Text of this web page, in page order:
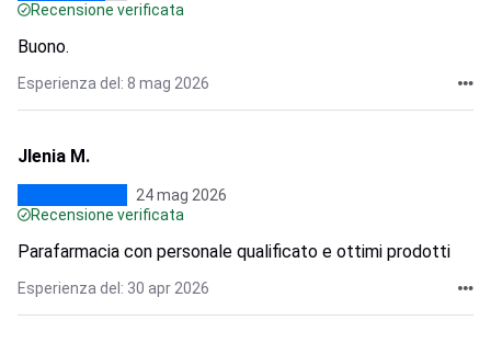
Recensione verificata
Buono.
Esperienza del: 8 mag 2026
Jlenia M.
24 mag 2026
Recensione verificata
Parafarmacia con personale qualificato e ottimi prodotti
Esperienza del: 30 apr 2026